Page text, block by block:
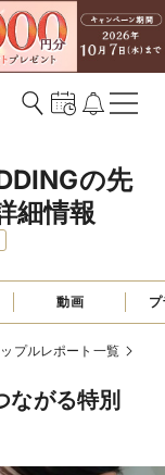
の先
細情報
動画
プルレポート一覧
ながる特別